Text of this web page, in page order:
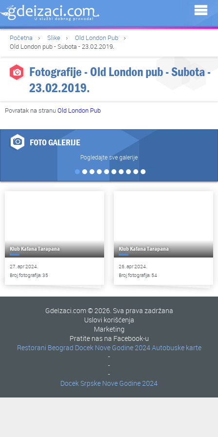
Početna Slike
Old London Pub
Old London pub - Subota - 23.02.2019.
Fotografije - Old London pub - Subota -
23.02.2019.
Povratak na stranuOld London Pub
FOTO GALERIJE
Pogledajte sve galerije
Klub Kafana Tarapana
27. apr 2024.
Broj fotografija: 35
Klub Kafana Tarapana
26. apr 2024.
Broj fotografija: 54
GdeIzaci.com © 2026. Sva prava zadržana
Uslovi korišćenja
Marketing
Pratite nas na Facebook-u
Restorani Beograd
-
Docek Nove Godine 2024
-
Autobuske karte
-
Docek Srpske Nove Godine 2024